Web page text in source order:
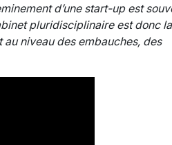
d’une start-up est
pluridisciplinaire est donc la
niveau des embauches, des
VARICES